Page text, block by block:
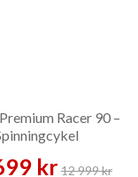
Racer 90 –
kr12 999 kr